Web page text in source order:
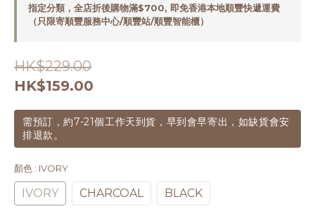
指定分類，全店折後購物滿$700, 即免香港本地順豐快遞運費
（只限寄順豐服務中心/順豐站/順豐智能櫃）
HK$229.00
HK$159.00
需預訂，約7-21個工作天到貨，早到會早寄出，如缺貨會安
排退款。
顏色 : IVORY
IVORY CHARCOAL BLACK